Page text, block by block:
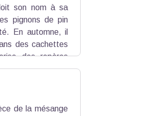
son nom à sa
pignons de pin
En automne, il
des cachettes
des repères
de la mésange